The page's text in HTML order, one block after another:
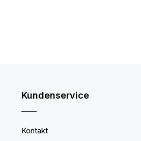
Kundenservice
Kontakt